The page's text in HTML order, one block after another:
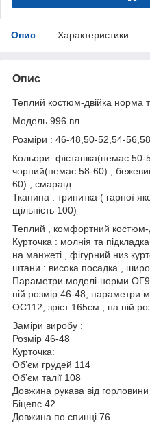
Опис Характеристики
Опис
Теплий костюм-двійка норма
Модель 996 вл
Розміри : 46-48,50-52,54-
Кольори: фісташка(немає 50-
чорний(немає 58-60) ,
60) , смарагд
Тканина : тринитка ( гарної
щільність 100)
Теплий , комфортний костюм-
Курточка : молнія та
на манжеті , фігурний низ
штани : висока посадка ,
Параметри моделі-норми
ній розмір 46-48; параметри
ОС112, зріст 165см , на ній
Заміри виробу :
Розмір 46-48
Курточка:
Обʼєм грудей 114
Обʼєм талії 108
Довжина рукава від
Біцепс 42
Довжина по спинці 76